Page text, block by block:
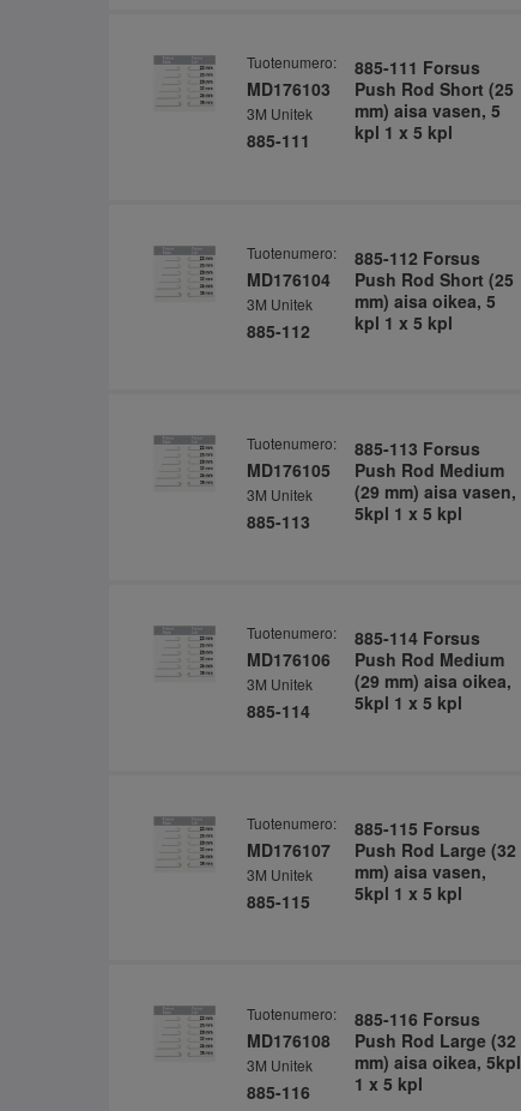
Tuotenumero:
MD176103
3M Unitek
885-111
885-111 Forsus
Push Rod Short (25
mm) aisa vasen, 5
kpl 1 x 5 kpl
Tuotenumero:
MD176104
3M Unitek
885-112
885-112 Forsus
Push Rod Short (25
mm) aisa oikea, 5
kpl 1 x 5 kpl
Tuotenumero:
MD176105
3M Unitek
885-113
885-113 Forsus
Push Rod Medium
(29 mm) aisa vasen,
5kpl 1 x 5 kpl
Tuotenumero:
MD176106
3M Unitek
885-114
885-114 Forsus
Push Rod Medium
(29 mm) aisa oikea,
5kpl 1 x 5 kpl
Tuotenumero:
MD176107
3M Unitek
885-115
885-115 Forsus
Push Rod Large (32
mm) aisa vasen,
5kpl 1 x 5 kpl
Tuotenumero:
MD176108
3M Unitek
885-116
885-116 Forsus
Push Rod Large (32
mm) aisa oikea, 5kpl
1 x 5 kpl